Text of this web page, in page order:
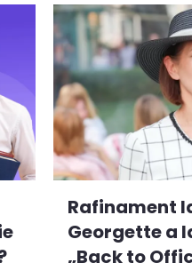
Rafinament
Georgette a
„Back to